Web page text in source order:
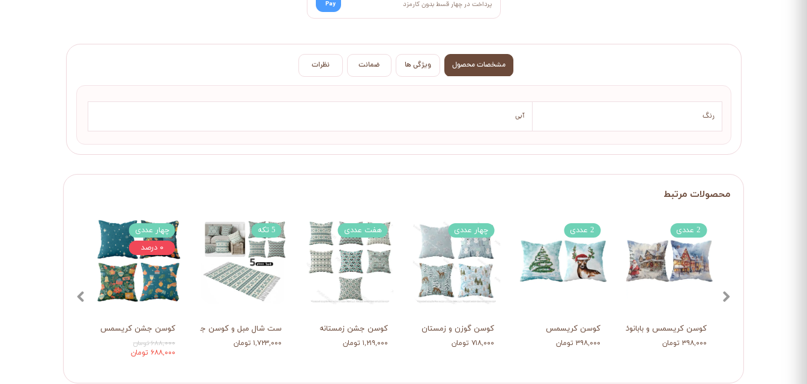
پرداخت در چهار قسط بدون کارمزد
Pay
مشخصات محصول ویژگی ها ضمانت نظرات
رنگ آبی
کوسن جشن کریسمس
۶۸۸,۰۰۰ تومان
۶۸۸,۰۰۰ تومان
چهار عددی
۰ درصد
ست شال مبل و کوسن جشن زمستانه
۱,۷۲۳,۰۰۰ تومان
5 تکه
کوسن جشن زمستانه
۱,۲۱۹,۰۰۰ تومان
هفت عددی
کوسن گوزن و زمستان
۷۱۸,۰۰۰ تومان
چهار عددی
کوسن کریسمس
۳۹۸,۰۰۰ تومان
2 عددی
کوسن کریسمس و بابانوئل
۳۹۸,۰۰۰ تومان
2 عددی